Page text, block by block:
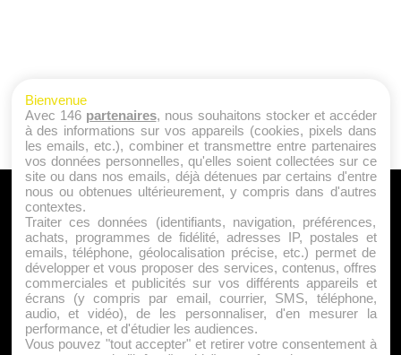
A PROPOS
Qui sommes nous ?
Mentions Légales
Publicité
Politique de Cookies
Contact
Bienvenue
Avec 146 partenaires, nous souhaitons stocker et accéder
à des informations sur vos appareils (cookies, pixels dans
les emails, etc.), combiner et transmettre entre partenaires
vos données personnelles, qu'elles soient collectées sur ce
site ou dans nos emails, déjà détenues par certains d'entre
nous ou obtenues ultérieurement, y compris dans d'autres
contextes.
Traiter ces données (identifiants, navigation, préférences,
achats, programmes de fidélité, adresses IP, postales et
emails, téléphone, géolocalisation précise, etc.) permet de
développer et vous proposer des services, contenus, offres
commerciales et publicités sur vos différents appareils et
écrans (y compris par email, courrier, SMS, téléphone,
audio, et vidéo), de les personnaliser, d'en mesurer la
performance, et d'étudier les audiences.
Vous pouvez "tout accepter" et retirer votre consentement à